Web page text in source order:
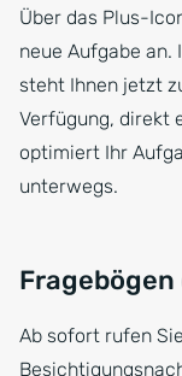
Über das Plus-
neue Aufgabe
steht Ihnen jetzt
Verfügung, direkt
optimiert Ihr
unterwegs.
Ab sofort rufen